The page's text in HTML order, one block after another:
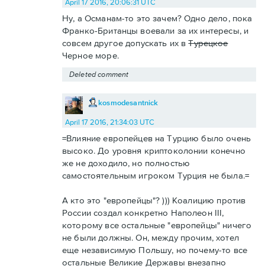
April 17 2016, 20:06:31 UTC
Ну, а Османам-то это зачем? Одно дело, пока
Франко-Британцы воевали за их интересы, и
совсем другое допускать их вТурецкое
Черное море.
Deleted comment
kosmodesantnick
April 17 2016, 21:34:03 UTC
=Влияние европейцев на Турцию было очень
высоко. До уровня криптоколонии конечно
же не доходило, но полностью
самостоятельным игроком Турция не была.=
А кто это "европейцы"? ))) Коалицию против
России создал конкретно Наполеон III,
которому все остальные "европейцы" ничего
не были должны. Он, между прочим, хотел
еще независимую Польшу, но почему-то все
остальные Великие Державы внезапно